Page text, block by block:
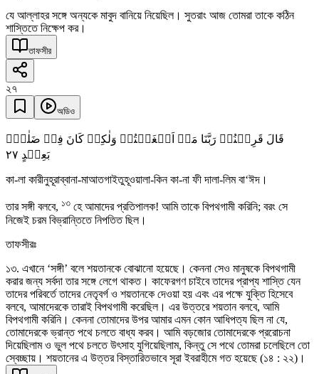
যে আল্লাহর সঙ্গে অন্যকে মাবুদ বানিয়ে নিয়েছিল। সুতরাং আজ তোমরা তাকে কঠিন
শাস্তিতে নিক্ষেপ কর।
তাফসীর
২৭
অডিও
قَالَ قَرِیۡنُہٗ رَبَّنَا مَاۤ اَطۡغَیۡتُہٗ وَلٰکِنۡ کَانَ فِیۡ ضَلٰلٍۭ
بَعِیۡدٍ ٢٧
কা-লা কারীনুহূরাব্বানা-মাআতগাইতুহূওয়ালা-কিন কা-না ফী দালা-লিম বা‘ঈদ।
তার সঙ্গী বলবে, ১৩ হে আমাদের প্রতিপালক! আমি তাকে বিপথগামী করিনি; বরং সে
নিজেই চরম বিভ্রান্তিতে নিপতিত ছিল।
তাফসীরঃ
১৩. এখানে ‘সঙ্গী’ বলে শয়তানকে বোঝানো হয়েছে। কেননা সেও মানুষকে বিপথগামী
করার জন্য সর্বদা তার সঙ্গে লেগে থাকত। কাফেরগণ চাইবে তাদের প্রাপ্য শাস্তি যেন
তাদের পরিবর্তে তাদের নেতৃবর্গ ও শয়তানকে দেওয়া হয় এবং এর পক্ষে যুক্তি হিসেবে
বলবে, আমাদেরকে তারাই বিপথগামী করেছিল। এর উত্তরে শয়তান বলবে, আমি
বিপথগামী করিনি। কেননা তোমাদের উপর আমার এমন কোন আধিপত্য ছিল না যে,
তোমাদেরকে ভ্রান্ত পথে চলতে বাধ্য করব। আমি বড়জোর তোমাদেরকে প্ররোচনা
দিয়েছিলাম ও ভুল পথে চলতে উৎসাহ যুগিয়েছিলাম, কিন্তু সে পথে তোমরা চলেছিলে তো
স্বেচ্ছায়। শয়তানের এ উত্তর বিস্তারিতভাবে সূরা ইবরাহীমে গত হয়েছে (১৪ : ২২)।